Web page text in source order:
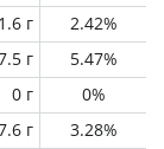
1.6 г 2.42%
г 5.47%
0 г 0%
г 3.28%